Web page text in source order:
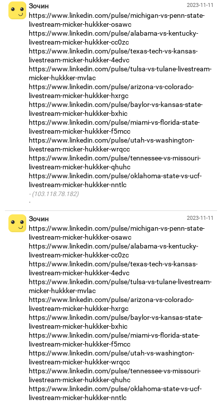
2023-11-11
Зочин
https://www.linkedin.com/pulse/michigan-vs-penn-state-
livestream-micker-hukkker-osawc
https://www.linkedin.com/pulse/alabama-vs-kentucky-
livestream-micker-hukkker-cc0zc
https://www.linkedin.com/pulse/texas-tech-vs-kansas-
livestream-micker-hukkker-4edvc
https://www.linkedin.com/pulse/tulsa-vs-tulane-livestream-
micker-hukkker-mvlac
https://www.linkedin.com/pulse/arizona-vs-colorado-
livestream-micker-hukkker-hxrgc
https://www.linkedin.com/pulse/baylor-vs-kansas-state-
livestream-micker-hukkker-bxhic
https://www.linkedin.com/pulse/miami-vs-florida-state-
livestream-micker-hukkker-f5mcc
https://www.linkedin.com/pulse/utah-vs-washington-
livestream-micker-hukkker-wrqcc
https://www.linkedin.com/pulse/tennessee-vs-missouri-
livestream-micker-hukkker-qhuhc
https://www.linkedin.com/pulse/oklahoma-state-vs-ucf-
livestream-micker-hukkker-nntlc
(103.118.78.182)
·
2023-11-11
Зочин
https://www.linkedin.com/pulse/michigan-vs-penn-state-
livestream-micker-hukkker-osawc
https://www.linkedin.com/pulse/alabama-vs-kentucky-
livestream-micker-hukkker-cc0zc
https://www.linkedin.com/pulse/texas-tech-vs-kansas-
livestream-micker-hukkker-4edvc
https://www.linkedin.com/pulse/tulsa-vs-tulane-livestream-
micker-hukkker-mvlac
https://www.linkedin.com/pulse/arizona-vs-colorado-
livestream-micker-hukkker-hxrgc
https://www.linkedin.com/pulse/baylor-vs-kansas-state-
livestream-micker-hukkker-bxhic
https://www.linkedin.com/pulse/miami-vs-florida-state-
livestream-micker-hukkker-f5mcc
https://www.linkedin.com/pulse/utah-vs-washington-
livestream-micker-hukkker-wrqcc
https://www.linkedin.com/pulse/tennessee-vs-missouri-
livestream-micker-hukkker-qhuhc
https://www.linkedin.com/pulse/oklahoma-state-vs-ucf-
livestream-micker-hukkker-nntlc